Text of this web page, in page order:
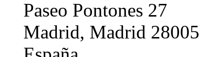
Paseo Pontones 27
Madrid, Madrid 28005